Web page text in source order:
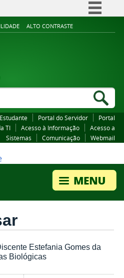
Simplifique!
Legislação
ALTO CONTRASTE
Portal do Servidor
Portal
TI
Acesso à Informação
Acesso a
Sistemas
Comunicação Webmail
Estefania Gomes da
Biológicas